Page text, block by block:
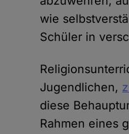
wie
Schüler in
Jugendlichen,
diese
Rahmen eines